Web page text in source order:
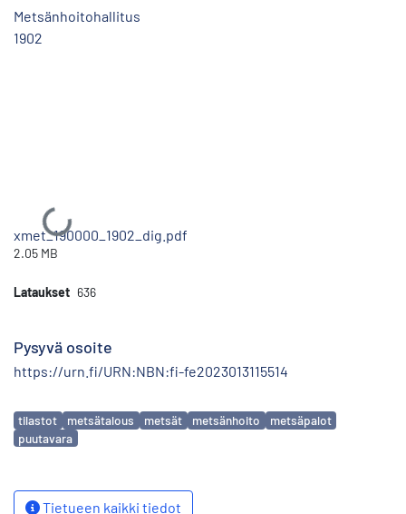
Metsänhoitohallitus
1902
Ladataan...
xmet_190000_1902_dig.pdf
2.05 MB
Lataukset 636
Pysyvä osoite
https://urn.fi/URN:NBN:fi-fe2023013115514
Avainsanat
tilastot metsätalous metsät metsänhoito
metsäpalot
puutavara
Tietueen kaikki tiedot